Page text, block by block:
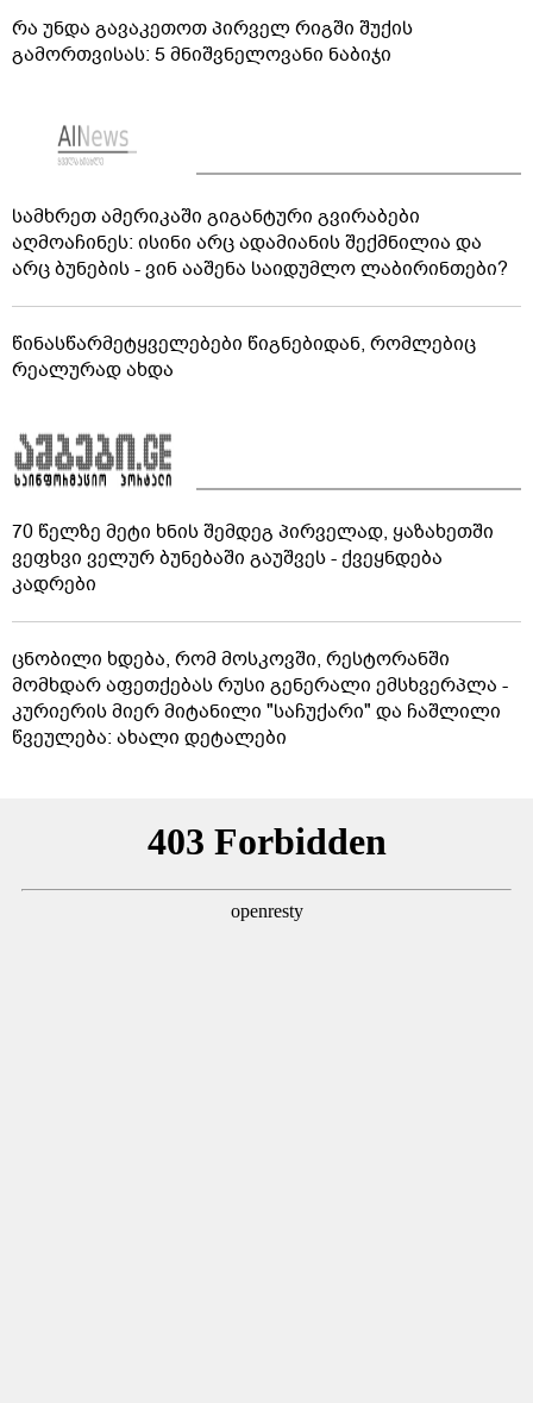
რა უნდა გავაკეთოთ პირველ რიგში შუქის
გამორთვისას: 5 მნიშვნელოვანი ნაბიჯი
სამხრეთ ამერიკაში გიგანტური გვირაბები
აღმოაჩინეს: ისინი არც ადამიანის შექმნილია და
არც ბუნების - ვინ ააშენა საიდუმლო ლაბირინთები?
წინასწარმეტყველებები წიგნებიდან, რომლებიც
რეალურად ახდა
70 წელზე მეტი ხნის შემდეგ პირველად, ყაზახეთში
ვეფხვი ველურ ბუნებაში გაუშვეს - ქვეყნდება
კადრები
ცნობილი ხდება, რომ მოსკოვში, რესტორანში
მომხდარ აფეთქებას რუსი გენერალი ემსხვერპლა -
კურიერის მიერ მიტანილი "საჩუქარი" და ჩაშლილი
წვეულება: ახალი დეტალები